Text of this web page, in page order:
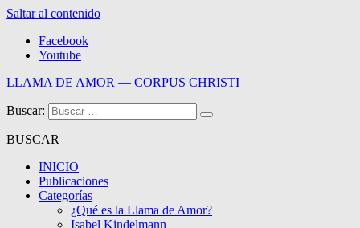
Saltar al contenido
Facebook
Youtube
LLAMA DE AMOR — CORPUS CHRISTI
Blog de la Llama de Amor
Buscar:
BUSCAR
INICIO
Publicaciones
Categorías
¿Qué es la Llama de Amor?
Isabel Kindelmann